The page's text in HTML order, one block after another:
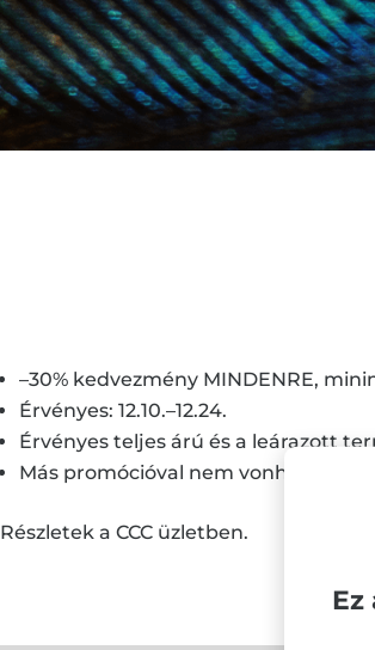
–30% kedvezmény MINDENRE,
Érvényes: 12.10.–12.24.
Érvényes teljes árú és a leárazott
Más promócióval nem vonható
Részletek a CCC üzletben.